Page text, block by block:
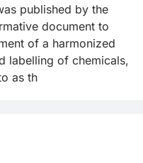
published by the
document to
of a harmonized
labelling of chemicals,
as th